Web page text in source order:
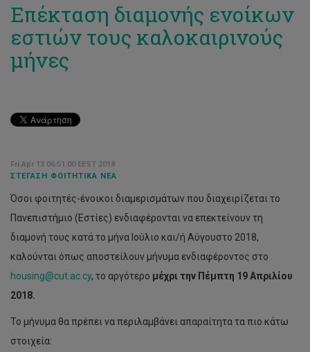
Επέκταση διαμονής ενοίκων
εστιών τους καλοκαιρινούς
μήνες
Fri Apr 13 06:51:00 EEST 2018
ΣΤΈΓΑΣΗ ΦΟΙΤΗΤΙΚΆ ΝΈΑ
Όσοι φοιτητές-ένοικοι διαμερισμάτων που διαχειρίζεται το
Πανεπιστήμιο (Εστίες) ενδιαφέρονται να επεκτείνουν τη
διαμονή τους κατά το μήνα Ιούλιο και/ή Αύγουστο 2018,
καλούνται όπως αποστείλουν μήνυμα ενδιαφέροντος στο
housing@cut.ac.cy, το αργότερο μέχρι την Πέμπτη 19 Απριλίου
2018.
Το μήνυμα θα πρέπει να περιλαμβάνει απαραίτητα τα πιο κάτω
στοιχεία: